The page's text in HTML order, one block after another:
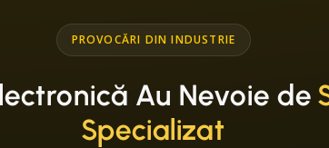
PROVOCĂRI DIN INDUSTRIE
Au Nevoie de
Specializat